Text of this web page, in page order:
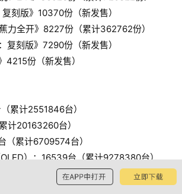
刻版》10370份（新发售）
力全开》8227份（累计362762份）
复刻版》7290份（新发售）
份（新发售）
累计2551846台）
计20163260台）
累计6709574台）
）：16539台（累计9278380台）
（累计5841583台）
累计1023529台）